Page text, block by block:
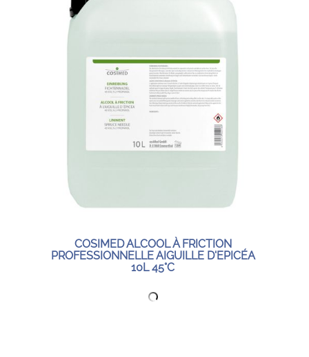
COSIMED ALCOOL À FRICTION
PROFESSIONNELLE AIGUILLE D'EPICÉA
10L 45°C